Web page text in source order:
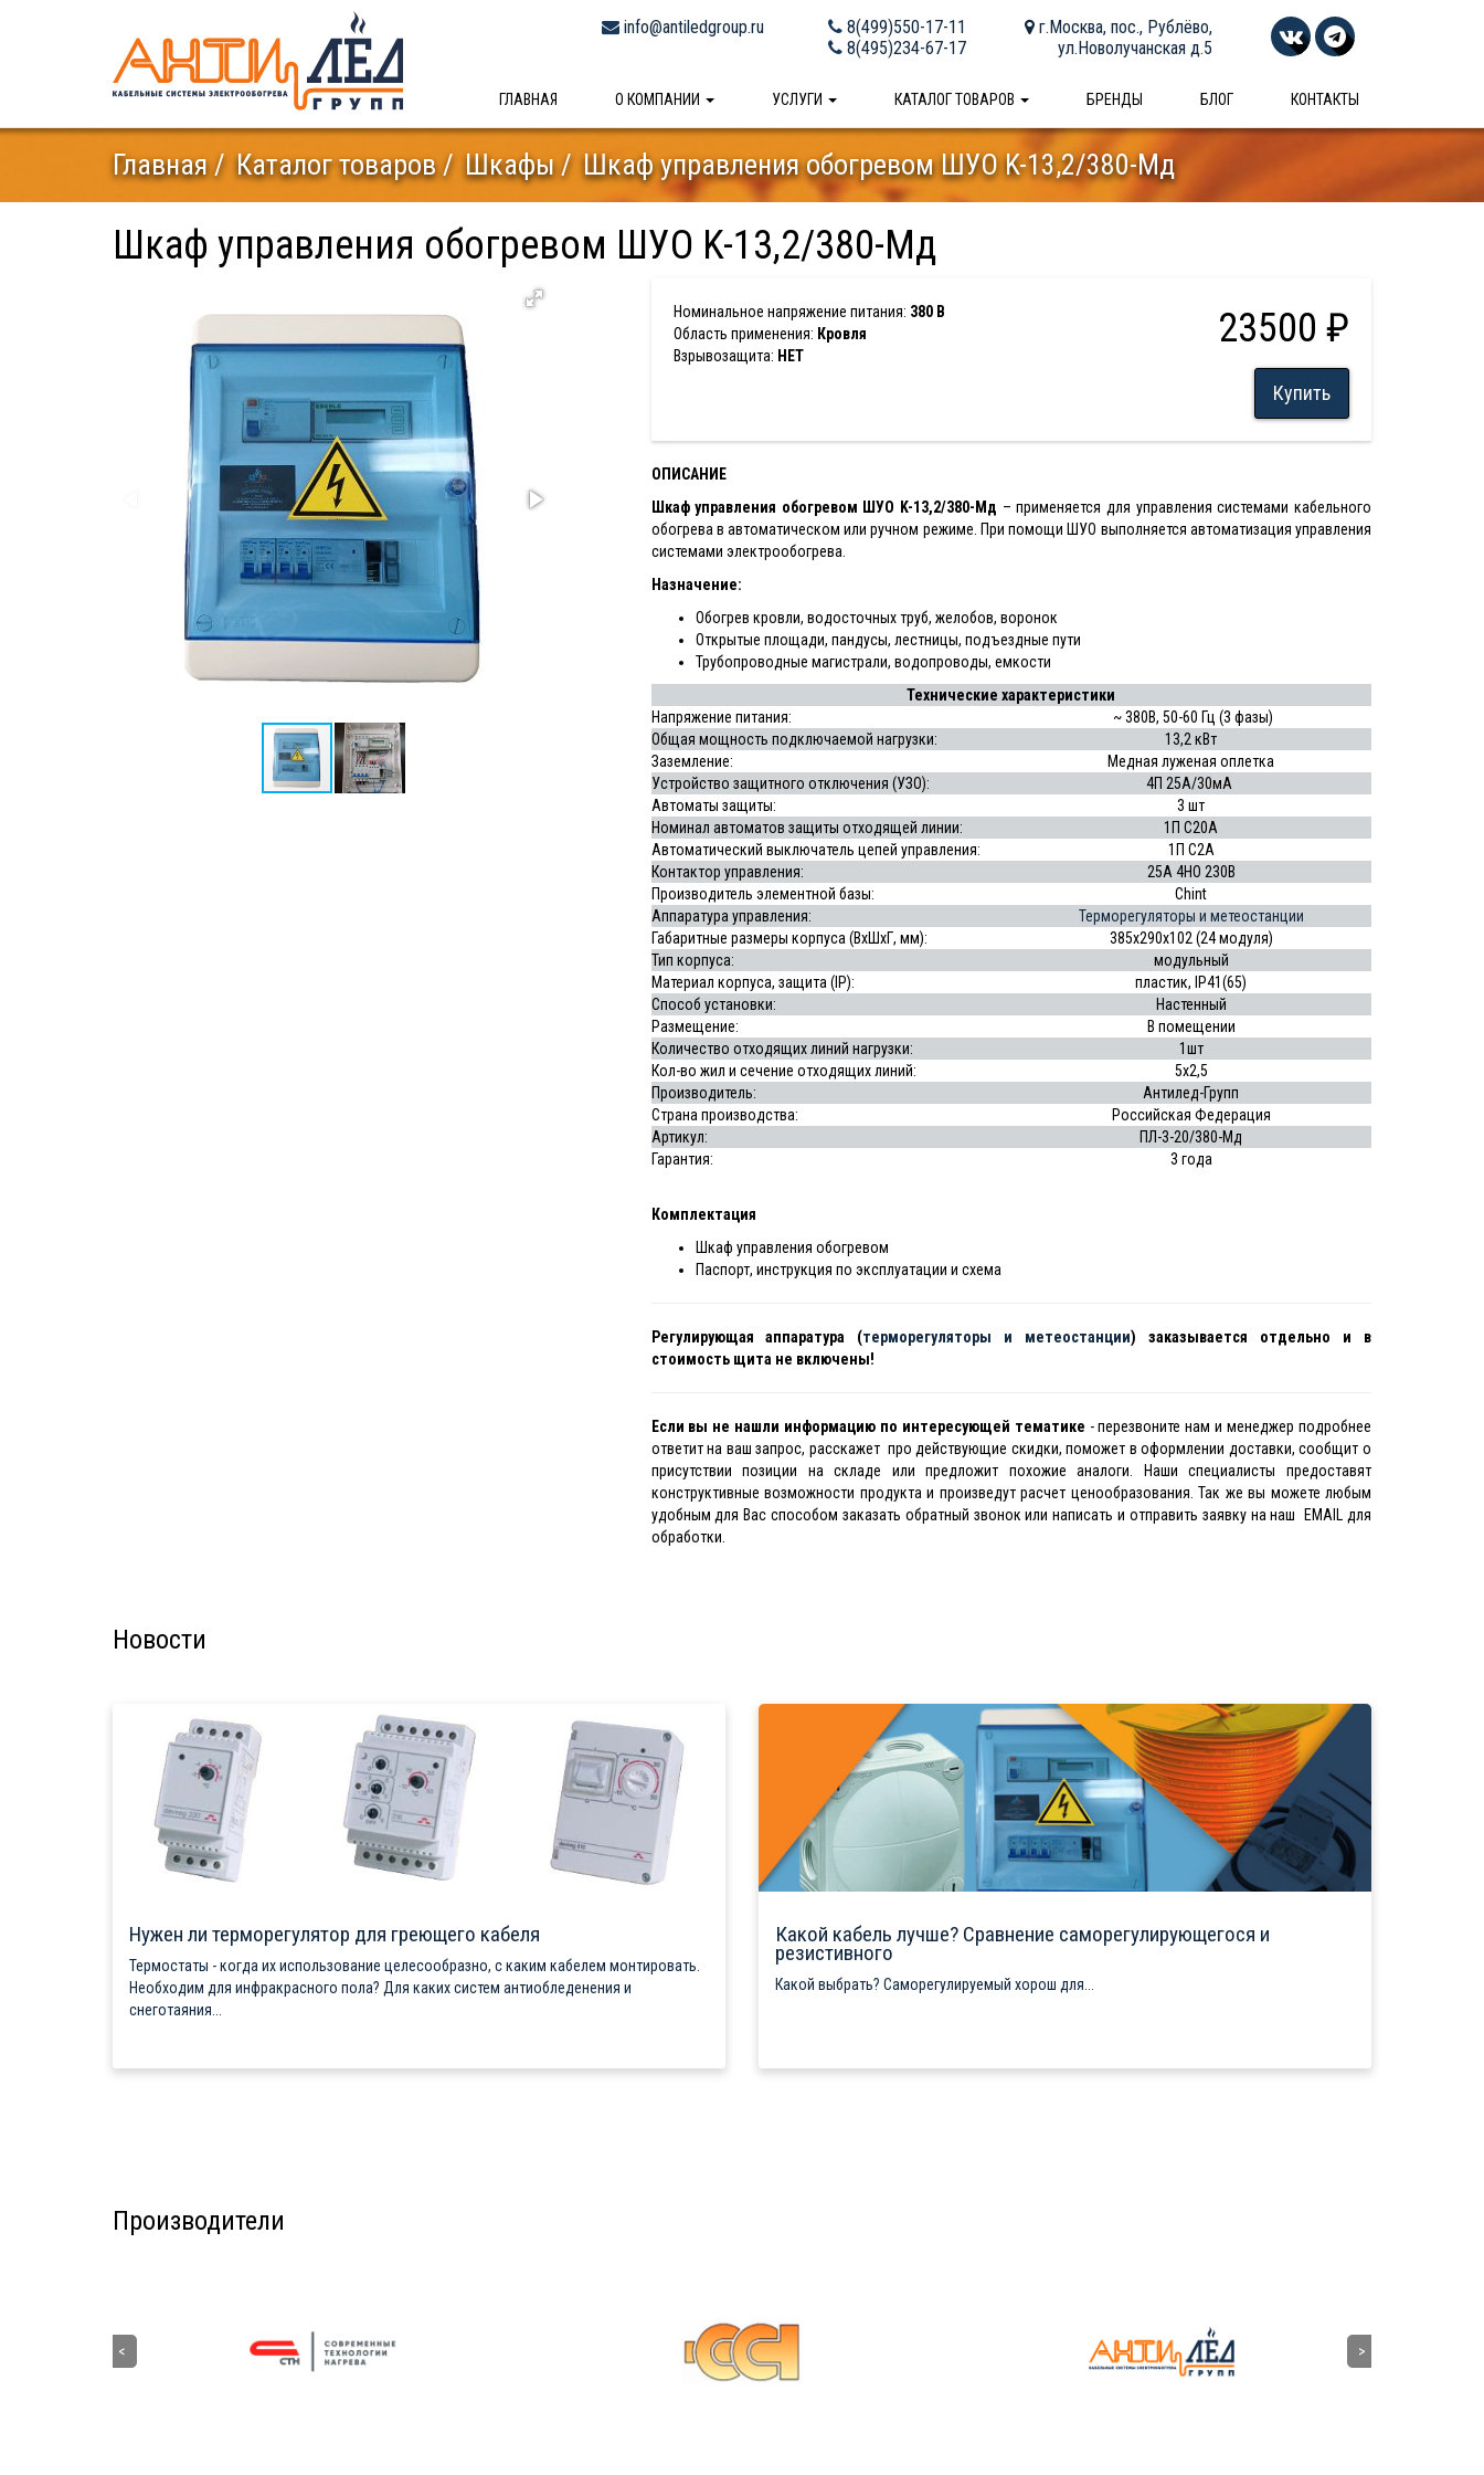
info@antiledgroup.ru
8(499)550-17-11
8(495)234-67-17
г.Москва, пос., Рублёво,
ул.Новолучанская д.5
ГЛАВНАЯ О КОМПАНИИ УСЛУГИ КАТАЛОГ ТОВАРОВ БРЕНДЫ БЛОГ КОНТАКТЫ
Главная Каталог товаров Шкафы Шкаф управления обогревом ШУО K-13,2/380-Мд
Шкаф управления обогревом ШУО K-13,2/380-Мд
Номинальное напряжение питания: 380 В
Область применения: Кровля
Взрывозащита: НЕТ
23500 ₽
Купить
ОПИСАНИЕ
Шкаф управления обогревом ШУО K-13,2/380-Мд – применяется для управления системами кабельного
обогрева в автоматическом или ручном режиме. При помощи ШУО выполняется автоматизация управления
системами электрообогрева.
Назначение:
Обогрев кровли, водосточных труб, желобов, воронок
Открытые площади, пандусы, лестницы, подъездные пути
Трубопроводные магистрали, водопроводы, емкости
Технические характеристики
Напряжение питания:
~ 380В, 50-60 Гц (3 фазы)
Общая мощность подключаемой нагрузки:
13,2 кВт
Заземление:
Медная луженая оплетка
Устройство защитного отключения (УЗО):
4П 25А/30мА
Автоматы защиты:
3 шт
Номинал автоматов защиты отходящей линии:
1П С20А
Автоматический выключатель цепей управления:
1П С2А
Контактор управления:
25А 4НО 230В
Производитель элементной базы:
Chint
Аппаратура управления:
Терморегуляторы и метеостанции
Габаритные размеры корпуса (ВхШхГ, мм):
385х290х102 (24 модуля)
Тип корпуса:
модульный
Материал корпуса, защита (IP):
пластик, IP41(65)
Способ установки:
Настенный
Размещение:
В помещении
Количество отходящих линий нагрузки:
1шт
Кол-во жил и сечение отходящих линий:
5х2,5
Производитель:
Антилед-Групп
Страна производства:
Российская Федерация
Артикул:
ПЛ-3-20/380-Мд
Гарантия:
3 года
Комплектация
Шкаф управления обогревом
Паспорт, инструкция по эксплуатации и схема
Регулирующая аппаратура (терморегуляторы и метеостанции) заказывается отдельно и в
стоимость щита не включены!
Если вы не нашли информацию по интересующей тематике - перезвоните нам и менеджер подробнее
ответит на ваш запрос, расскажет про действующие скидки, поможет в оформлении доставки, сообщит о
присутствии позиции на складе или предложит похожие аналоги. Наши специалисты предоставят
конструктивные возможности продукта и произведут расчет ценообразования. Так же вы можете любым
удобным для Вас способом заказать обратный звонок или написать и отправить заявку на наш EMAIL для
обработки.
Новости
Нужен ли терморегулятор для греющего кабеля
Термостаты - когда их использование целесообразно, с каким кабелем монтировать.
Необходим для инфракрасного пола? Для каких систем антиобледенения и
снеготаяния...
Какой кабель лучше? Сравнение саморегулирующегося и
резистивного
Какой выбрать? Саморегулируемый хорош для...
Производители